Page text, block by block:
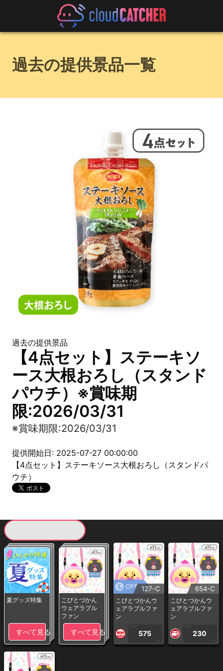
過去の提供景品一覧
過去の提供景品
【4点セット】ステーキソ
ース大根おろし（スタンド
パウチ）※賞味期
限:2026/03/31
※賞味期限:2026/03/31
提供開始日: 2025-07-27 00:00:00
【4点セット】ステーキソース大根おろし（スタンドパ
ウチ）
夏グッズ特集
すべて見る
こびとづかん
ウェアラブル
ファン
すべて見る
CP専用127-C
こびとづかんウ
ェアラブルファ
ン
1PLAY
575
CP
654-C
こびとづかんウ
ェアラブルファ
ン
1PLAY
230
CP